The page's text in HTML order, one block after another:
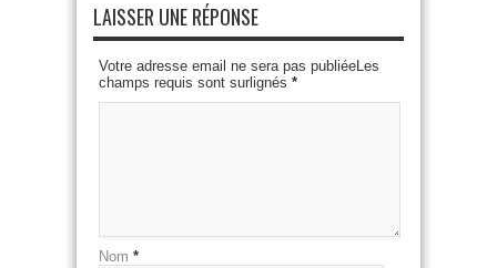
LAISSER UNE RÉPONSE
Votre adresse email ne sera pas publiéeLes
champs requis sont surlignés *
Nom *